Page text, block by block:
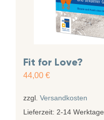
Fit for Love?
44,00 €
zzgl. Versandkosten
Lieferzeit: 2-14 Werktage